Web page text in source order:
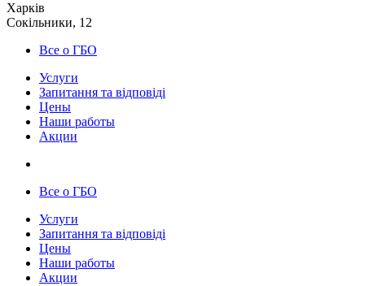
Харків
Сокільники, 12
Все о ГБО
Услуги
Запитання та відповіді
Цены
Наши работы
Акции
Все о ГБО
Услуги
Запитання та відповіді
Цены
Наши работы
Акции